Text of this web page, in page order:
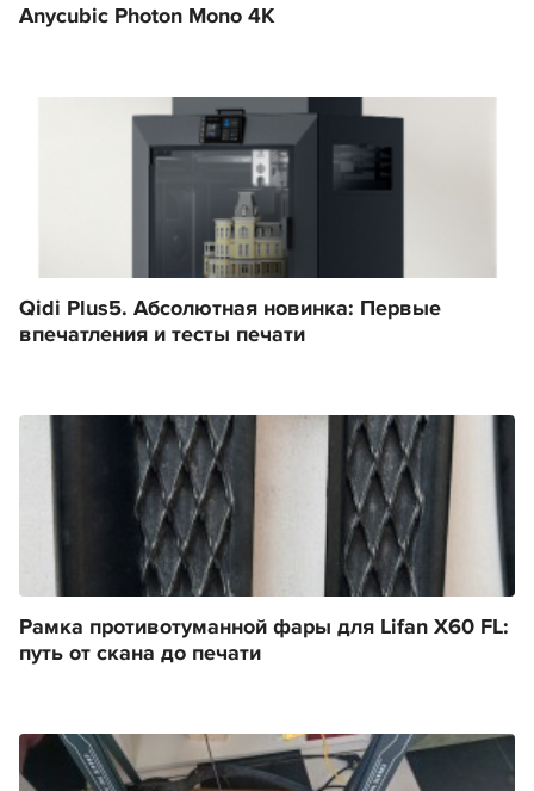
Anycubic Photon Mono 4K
Qidi Plus5. Абсолютная новинка: Первые
впечатления и тесты печати
Рамка противотуманной фары для Lifan X60 FL:
путь от скана до печати